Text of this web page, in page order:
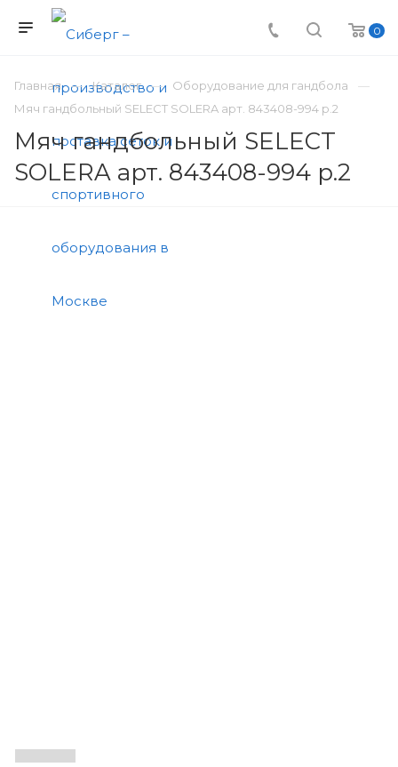
0
Главная Каталог
Оборудование для гандбола
Мяч гандбольный SELECT SOLERA арт. 843408-994 р.2
Мяч гандбольный SELECT
SOLERA арт. 843408-994 р.2